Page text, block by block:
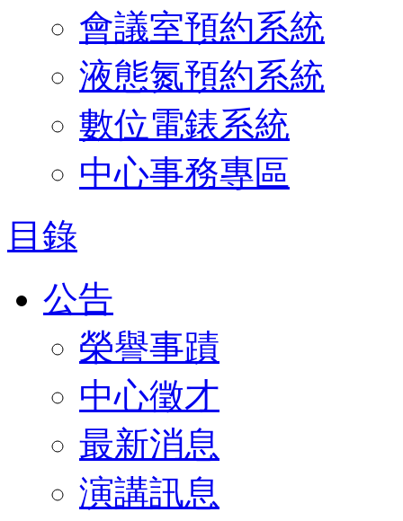
會議室預約系統
液態氮預約系統
數位電錶系統
中心事務專區
目錄
公告
榮譽事蹟
中心徵才
最新消息
演講訊息